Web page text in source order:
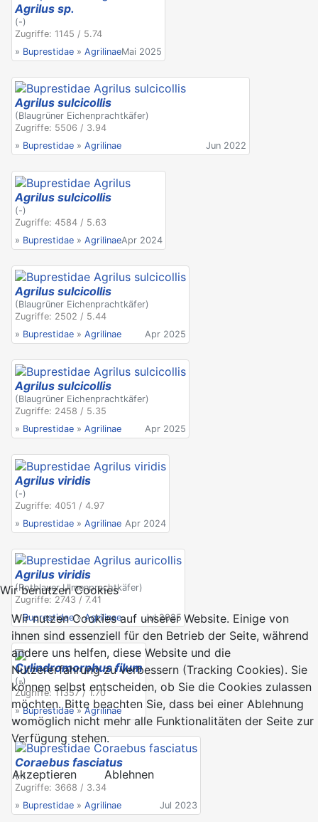
Agrilus sp.
(-)
Zugriffe: 1145 / 5.74
» Buprestidae » AgrilinaeMai 2025
Agrilus sulcicollis
(Blaugrüner Eichenprachtkäfer)
Zugriffe: 5506 / 3.94
» Buprestidae » Agrilinae Jun 2022
Agrilus sulcicollis
(-)
Zugriffe: 4584 / 5.63
» Buprestidae » AgrilinaeApr 2024
Agrilus sulcicollis
(Blaugrüner Eichenprachtkäfer)
Zugriffe: 2502 / 5.44
» Buprestidae » Agrilinae Apr 2025
Agrilus sulcicollis
(Blaugrüner Eichenprachtkäfer)
Zugriffe: 2458 / 5.35
» Buprestidae » Agrilinae Apr 2025
Agrilus viridis
(-)
Zugriffe: 4051 / 4.97
» Buprestidae » Agrilinae Apr 2024
Agrilus viridis
(Rotblauer Ulmenprachtkäfer)
Zugriffe: 2743 / 7.41
»Buprestidae»Agrilinae Jul 2025
Cylindromorphus filum
(-)
Zugriffe: 11357 / 1.70
»Buprestidae »Agrilinae
Coraebus fasciatus
(-)
Zugriffe: 3668 / 3.34
» Buprestidae » Agrilinae Jul 2023
Wir benutzen Cookies
Wir nutzen Cookies auf unserer Website. Einige von
ihnen sind essenziell für den Betrieb der Seite, während
andere uns helfen, diese Website und die
Nutzererfahrung zu verbessern (Tracking Cookies). Sie
können selbst entscheiden, ob Sie die Cookies zulassen
möchten. Bitte beachten Sie, dass bei einer Ablehnung
womöglich nicht mehr alle Funktionalitäten der Seite zur
Verfügung stehen.
Akzeptieren Ablehnen